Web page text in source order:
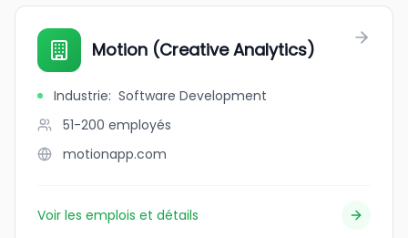
Motion (Creative Analytics)
Industrie: Software Development
51-200 employés
motionapp.com
Voir les emplois et détails